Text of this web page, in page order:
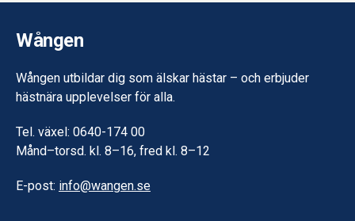
Wången
Wången utbildar dig som älskar hästar – och erbjuder
hästnära upplevelser för alla.
Tel. växel: 0640-174 00
Månd–torsd. kl. 8–16, fred kl. 8–12
E-post: info@wangen.se